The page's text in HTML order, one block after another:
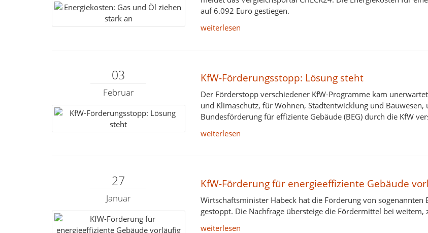
auf 6.092 Euro gestiegen.
weiterlesen
03
Februar
KfW-Förderungsstopp: Lösung steht
Der Förderstopp verschiedener KfW-Programme kam
und Klimaschutz, für Wohnen, Stadtentwicklung und
Bundesförderung für effiziente Gebäude (BEG) durch die KfW
weiterlesen
27
Januar
KfW-Förderung für energieeffiziente Gebäude
Wirtschaftsminister Habeck hat die Förderung von sogenannten
gestoppt. Die Nachfrage übersteige die Fördermittel bei
weiterlesen